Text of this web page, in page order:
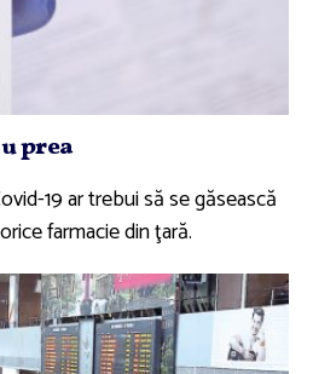
prea
19 ar trebui să se găsească
farmacie din ţară.